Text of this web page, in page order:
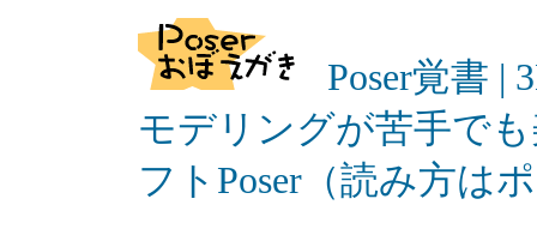
Poser覚書 |
モデリングが苦手で
フトPoser（読み方は